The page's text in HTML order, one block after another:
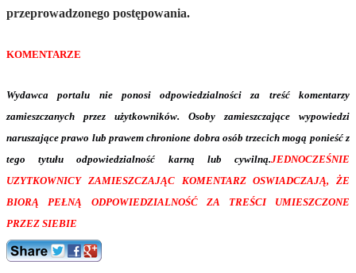
przeprowadzonego postępowania.
KOMENTARZE
Wydawca portalu nie ponosi odpowiedzialności za treść komentarzy
zamieszczanych przez użytkowników. Osoby zamieszczające wypowiedzi
naruszające prawo lub prawem chronione dobra osób trzecich mogą ponieść z
tego tytułu odpowiedzialność karną lub cywilną.JEDNOCZEŚNIE
UZYTKOWNICY ZAMIESZCZAJĄC KOMENTARZ OSWIADCZAJĄ, ŻE
BIORĄ PEŁNĄ ODPOWIEDZIALNOŚĆ ZA TREŚCI UMIESZCZONE
PRZEZ SIEBIE